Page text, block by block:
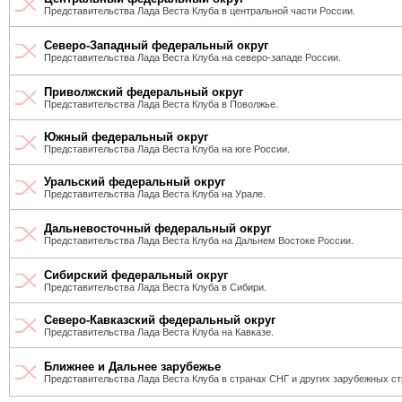
Представительства Лада Веста Клуба в центральной части России.
Северо-Западный федеральный округ
Представительства Лада Веста Клуба на северо-западе России.
Приволжский федеральный округ
Представительства Лада Веста Клуба в Поволжье.
Южный федеральный округ
Представительства Лада Веста Клуба на юге России.
Уральский федеральный округ
Представительства Лада Веста Клуба на Урале.
Дальневосточный федеральный округ
Представительства Лада Веста Клуба на Дальнем Востоке России.
Сибирский федеральный округ
Представительства Лада Веста Клуба в Сибири.
Северо-Кавказский федеральный округ
Представительства Лада Веста Клуба на Кавказе.
Ближнее и Дальнее зарубежье
Представительства Лада Веста Клуба в странах СНГ и других зарубежных